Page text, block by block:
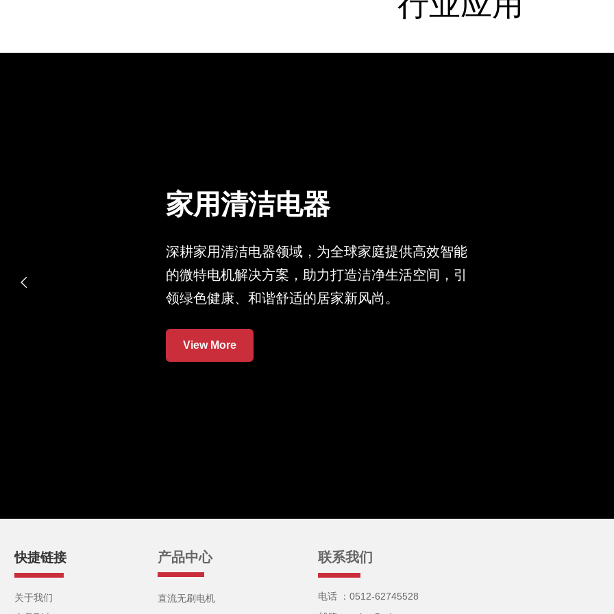
家用清洁电器
深耕家用清洁电器领域，为全球家庭提供高效智能
的微特电机解决方案，助力打造洁净生活空间，引
领绿色健康、和谐舒适的居家新风尚。
View More

快捷链接
关于我们
产品中心
直流无刷电机
联系我们
电话 ：0512-62745528